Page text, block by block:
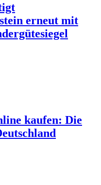
erneut mit
kaufen: Die